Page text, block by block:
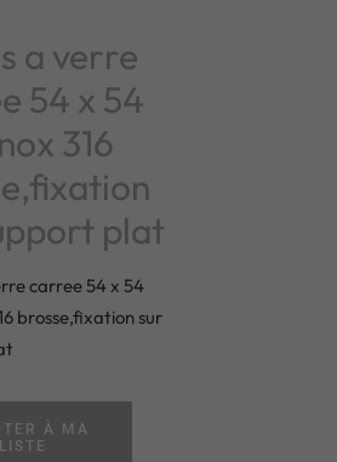
a verre
54 x 54
316
plat
carree 54 x 54
brosse,fixation sur
À MA
LISTE